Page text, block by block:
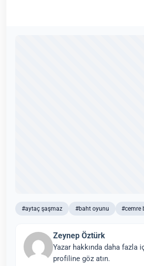
#aytaç şaşmaz #baht oyunu #cemre
Zeynep Öztürk
Yazar hakkında daha fazla
profiline göz atın.